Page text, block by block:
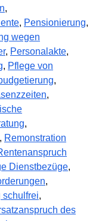
,
, Pensionierung,
wegen
, Personalakte,
, Pflege von
,
,
,
, Remonstration
Dienstbezüge,
,
schulfrei,
des